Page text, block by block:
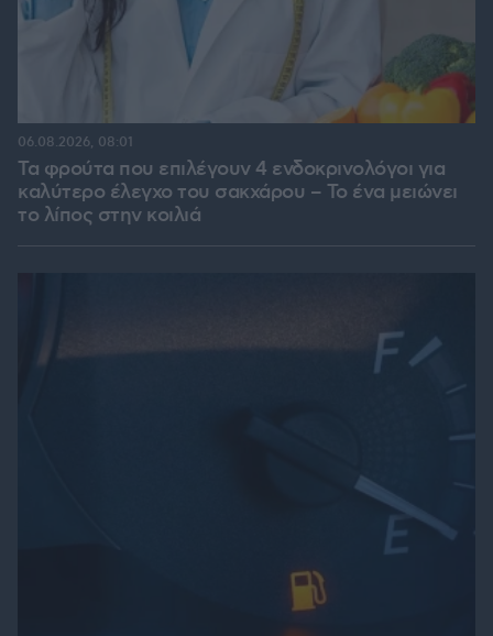
Τα φρούτα που επιλέγουν 4 ενδοκρινολόγοι για
καλύτερο έλεγχο του σακχάρου – Το ένα μειώνει
το λίπος στην κοιλιά
06.08.2026, 08:01